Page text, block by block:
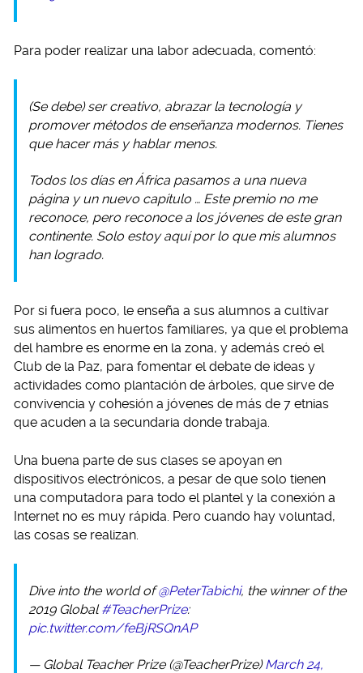
Para poder realizar una labor adecuada, comentó:
(Se debe) ser creativo, abrazar la tecnología y
promover métodos de enseñanza modernos. Tienes
que hacer más y hablar menos.
Todos los días en África pasamos a una nueva
página y un nuevo capítulo … Este premio no me
reconoce, pero reconoce a los jóvenes de este gran
continente. Solo estoy aquí por lo que mis alumnos
han logrado.
Por si fuera poco, le enseña a sus alumnos a cultivar
sus alimentos en huertos familiares, ya que el problema
del hambre es enorme en la zona, y además creó el
Club de la Paz, para fomentar el debate de ideas y
actividades como plantación de árboles, que sirve de
convivencia y cohesión a jóvenes de más de 7 etnias
que acuden a la secundaria donde trabaja.
Una buena parte de sus clases se apoyan en
dispositivos electrónicos, a pesar de que solo tienen
una computadora para todo el plantel y la conexión a
Internet no es muy rápida. Pero cuando hay voluntad,
las cosas se realizan.
Dive into the world of@PeterTabichi, the winner of the
2019 Global#TeacherPrize:
pic.twitter.com/feBjRSQnAP
— Global Teacher Prize (@TeacherPrize)March 24,